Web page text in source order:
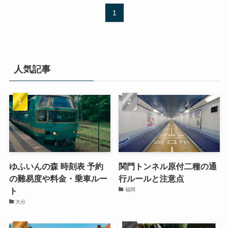
1
人気記事
ゆふいんの森 時刻表 予約
の難易度や料金・乗車ルー
ト
大分
関門トンネル原付二種の通
行ルールと注意点
福岡